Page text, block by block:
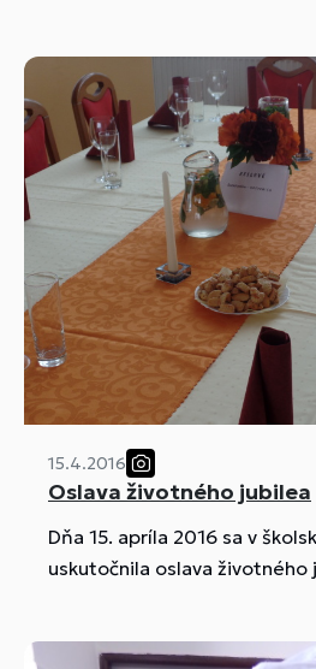
15.4.2016
Oslava životného jubilea
Dňa 15. apríla 2016 sa v
uskutočnila oslava životného